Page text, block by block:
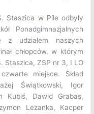
Staszica w Pile odbyły
Ponadgimnazjalnych
z udziałem naszych
chłopców, w którym
Staszica, ZSP nr 3, I LO
miejsce. Skład
Świątkowski, Igor
Kubiś, Dawid Grabas,
Leżanka, Kacper